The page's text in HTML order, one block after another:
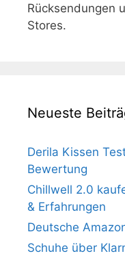
Rücksendungen
Stores.
Neueste
Derila Kissen
Bewertung
Chillwell 2.0
& Erfahrungen
Deutsche
Schuhe über